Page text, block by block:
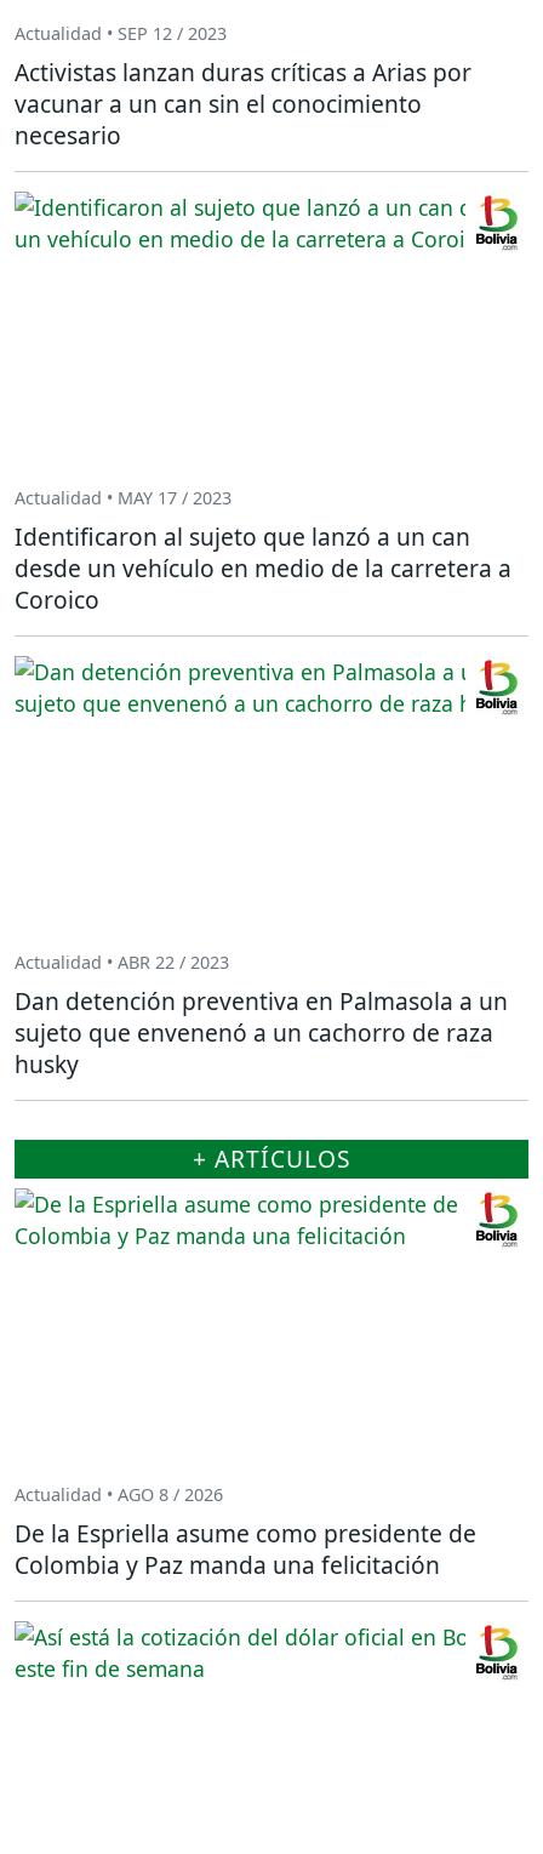
Actualidad • SEP 12 / 2023
Activistas lanzan duras críticas a Arias por
vacunar a un can sin el conocimiento
necesario
Actualidad • MAY 17 / 2023
Identificaron al sujeto que lanzó a un can
desde un vehículo en medio de la carretera a
Coroico
Actualidad • ABR 22 / 2023
Dan detención preventiva en Palmasola a un
sujeto que envenenó a un cachorro de raza
husky
+ ARTÍCULOS
Actualidad • AGO 8 / 2026
De la Espriella asume como presidente de
Colombia y Paz manda una felicitación